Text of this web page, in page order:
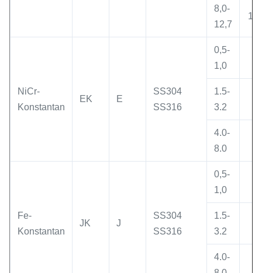
8,0-
12,7
NiCr-
Konstantan
EK E
SS304
SS316
0,5-
1,0
1.5-
3.2
4.0-
8.0
Fe-
Konstantan
JK J
SS304
SS316
0,5-
1,0
1.5-
3.2
4.0-